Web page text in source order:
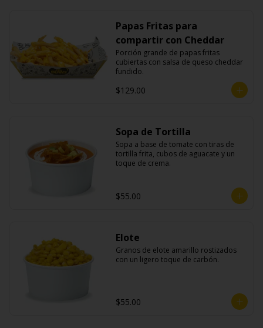
Papas Fritas para
compartir con Cheddar
Porción grande de papas fritas
cubiertas con salsa de queso cheddar
fundido.
$129.00
Sopa de Tortilla
Sopa a base de tomate con tiras de
tortilla frita, cubos de aguacate y un
toque de crema.
$55.00
Elote
Granos de elote amarillo rostizados
con un ligero toque de carbón.
$55.00